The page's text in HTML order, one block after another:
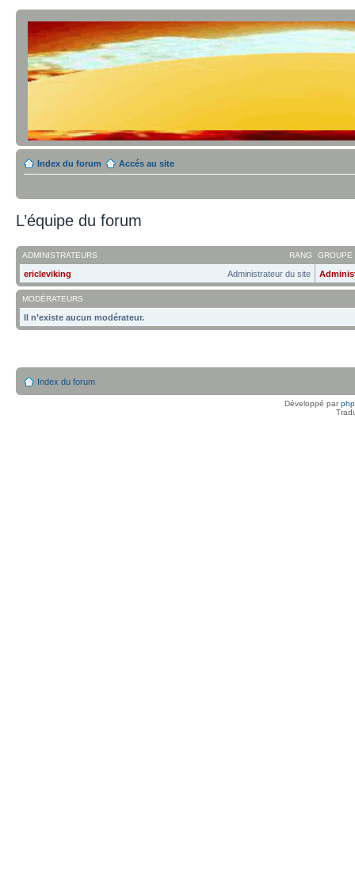
Index du forum Accés au site
L’équipe du forum
RANG
ADMINISTRATEURS GROUPE
Administrateur du site
ericleviking
MODÉRATEURS
Il n’existe aucun modérateur.
Index du forum
Développé par